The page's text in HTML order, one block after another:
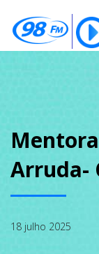
SOBRE
PODCAST
Arruda-
18 julho 2025